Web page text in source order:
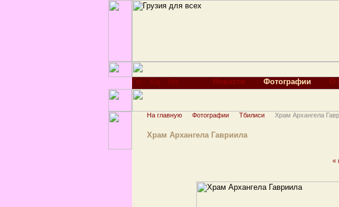
Новости Фотографии О
На главную Фотографии Тбилиси Храм Архангела
Храм Архангела Гавриила
«